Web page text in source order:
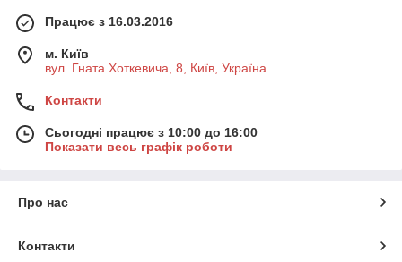
Працює з 16.03.2016
м. Київ
вул. Гната Хоткевича, 8, Київ, Україна
Контакти
Сьогодні працює з 10:00 до 16:00
Показати весь графік роботи
Про нас
Контакти